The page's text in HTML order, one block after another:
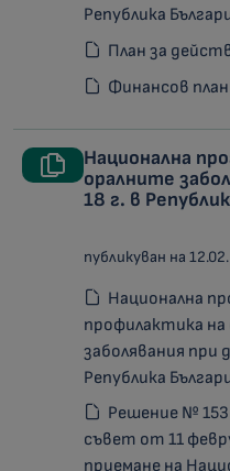
Република
План за
Финансов план
Национална
оралните
18 г. в
публикуван на
Национална
профилактика
заболявания при
Република
Решение №
съвет от 11
приемане на